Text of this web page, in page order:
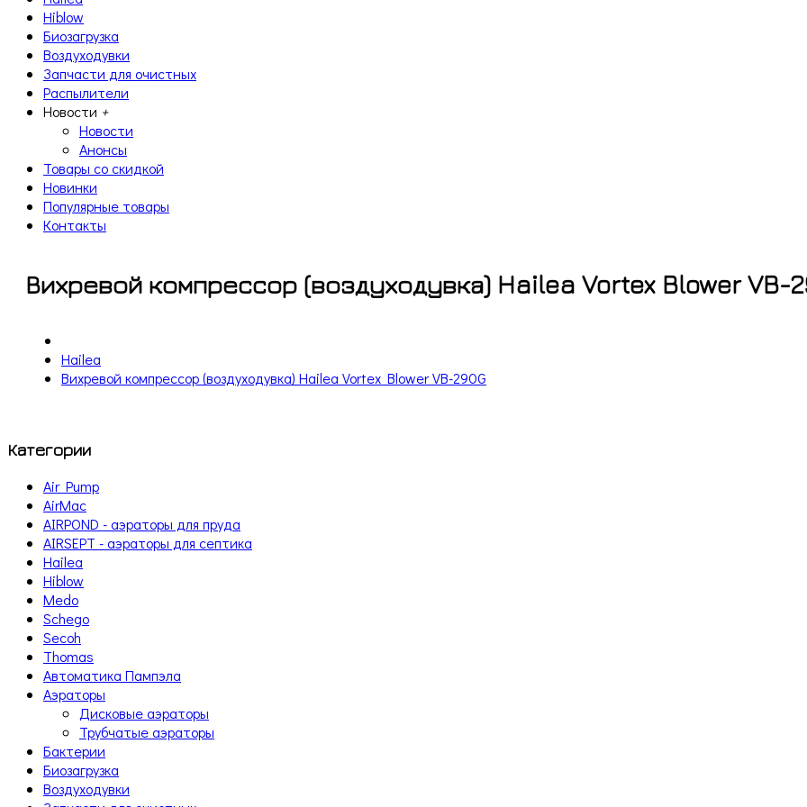
Hiblow
Биозагрузка
Воздуходувки
Запчасти для очистных
Распылители
Новости +
Новости
Анонсы
Товары со скидкой
Новинки
Популярные товары
Контакты
Вихревой компрессор (воздуходувка) Hailea Vortex Blower VB-
Hailea
Вихревой компрессор (воздуходувка) Hailea Vortex Blower VB-290G
Категории
Air Pump
AirMac
AIRPOND - аэраторы для пруда
AIRSEPT - аэраторы для септика
Hailea
Hiblow
Medo
Schego
Secoh
Thomas
Автоматика Пампэла
Аэраторы
Дисковые аэраторы
Трубчатые аэраторы
Бактерии
Биозагрузка
Воздуходувки